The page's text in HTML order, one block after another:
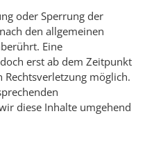
oder Sperrung der
den allgemeinen
Eine
erst ab dem Zeitpunkt
möglich.
diese Inhalte umgehend